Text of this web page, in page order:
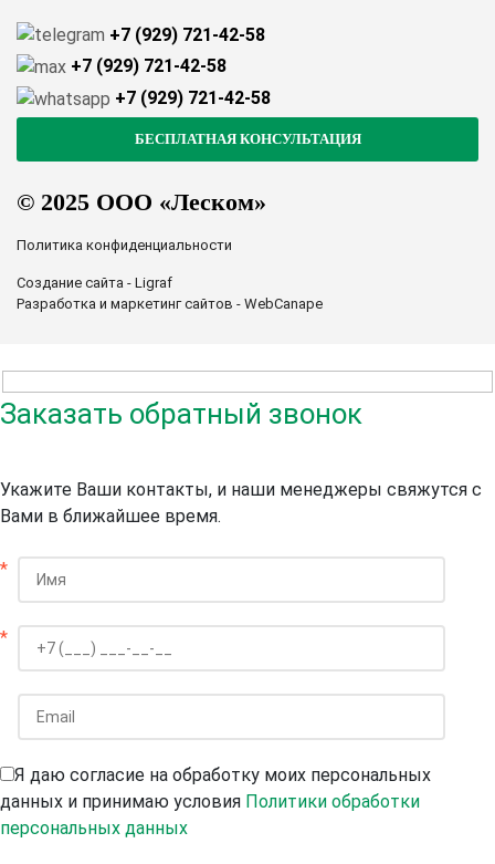
© 2025 ООО «Леском»
Политика конфиденциальности
Создание сайта - Ligraf
Разработка и маркетинг сайтов - WebCanape
+7 (929) 721-42-58
+7 (929) 721-42-58
+7 (929) 721-42-58
Заказать обратный звонок
Укажите Ваши контакты, и наши менеджеры свяжутся с
Вами в ближайшее время.
*
*
Я даю согласие на обработку моих персональных
данных и принимаю условия Политики обработки
персональных данных